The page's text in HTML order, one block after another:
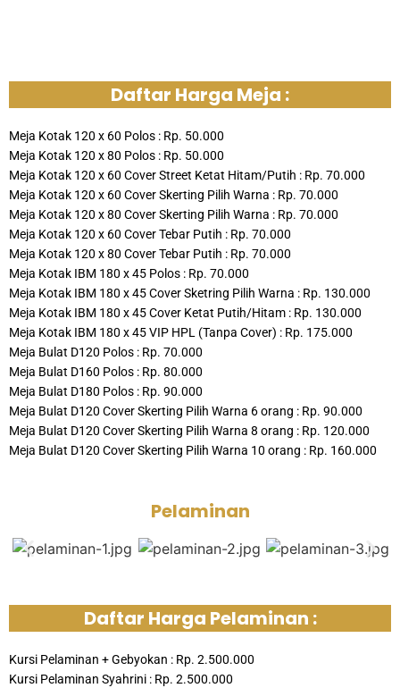
Daftar Harga Meja :
Meja Kotak 120 x 60 Polos : Rp. 50.000
Meja Kotak 120 x 80 Polos : Rp. 50.000
Meja Kotak 120 x 60 Cover Street Ketat Hitam/Putih : Rp. 70.000
Meja Kotak 120 x 60 Cover Skerting Pilih Warna : Rp. 70.000
Meja Kotak 120 x 80 Cover Skerting Pilih Warna : Rp. 70.000
Meja Kotak 120 x 60 Cover Tebar Putih : Rp. 70.000
Meja Kotak 120 x 80 Cover Tebar Putih : Rp. 70.000
Meja Kotak IBM 180 x 45 Polos : Rp. 70.000
Meja Kotak IBM 180 x 45 Cover Sketring Pilih Warna : Rp. 130.000
Meja Kotak IBM 180 x 45 Cover Ketat Putih/Hitam : Rp. 130.000
Meja Kotak IBM 180 x 45 VIP HPL (Tanpa Cover) : Rp. 175.000
Meja Bulat D120 Polos : Rp. 70.000
Meja Bulat D160 Polos : Rp. 80.000
Meja Bulat D180 Polos : Rp. 90.000
Meja Bulat D120 Cover Skerting Pilih Warna 6 orang : Rp. 90.000
Meja Bulat D120 Cover Skerting Pilih Warna 8 orang : Rp. 120.000
Meja Bulat D120 Cover Skerting Pilih Warna 10 orang : Rp. 160.000
Pelaminan
Daftar Harga Pelaminan :
Kursi Pelaminan + Gebyokan : Rp. 2.500.000
Kursi Pelaminan Syahrini : Rp. 2.500.000